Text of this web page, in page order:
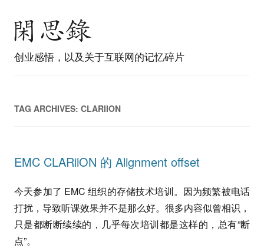
创业感悟，以及关于互联网的记忆碎片
TAG ARCHIVES: CLARIION
EMC CLARiiON 的 Alignment offset
今天参加了 EMC 组织的存储技术培训。因为频繁被电话
打扰，导致听课效果并不是那么好。很多内容似曾相识，
只是都断断续续的，几乎每次培训都是这样的，总有”断
点”。